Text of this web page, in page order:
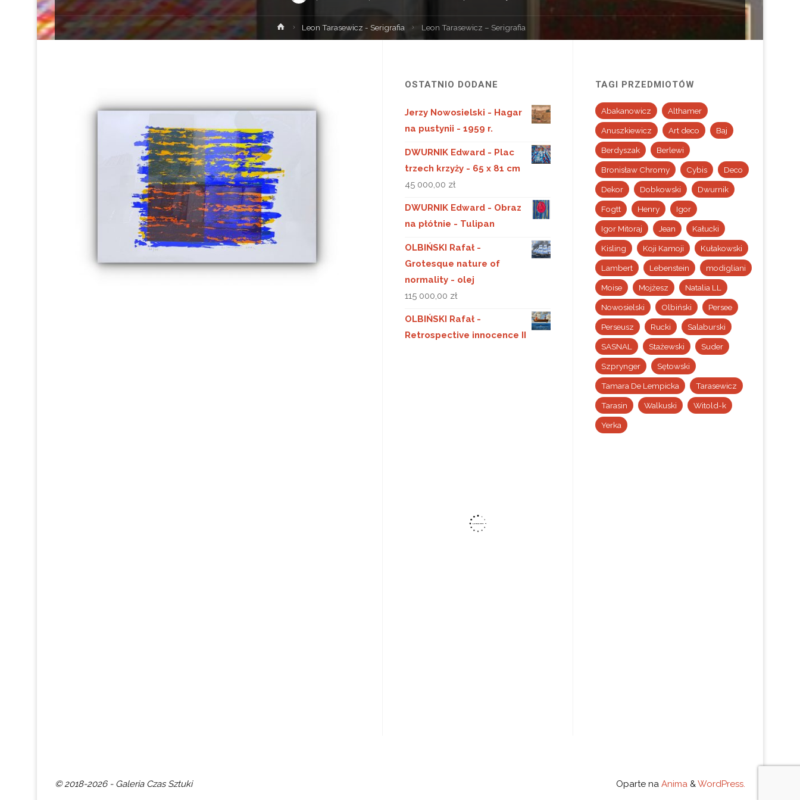
Strona
główna
Leon Tarasewicz - Serigrafia Leon Tarasewicz – Serigrafia
OSTATNIO DODANE
Jerzy Nowosielski - Hagar
na pustynii - 1959 r.
DWURNIK Edward - Plac
trzech krzyży - 65 x 81 cm
45 000,00 zł
DWURNIK Edward - Obraz
na płótnie - Tulipan
OLBIŃSKI Rafał -
Grotesque nature of
normality - olej
115 000,00 zł
OLBIŃSKI Rafał -
Retrospective innocence II
TAGI PRZEDMIOTÓW
Abakanowicz Althamer
Anuszkiewicz Art deco Baj
Berdyszak Berlewi
Bronisław Chromy Cybis Deco
Dekor Dobkowski Dwurnik
Fogtt Henry Igor
Igor Mitoraj Jean Kałucki
Kisling Koji Kamoji Kułakowski
Lambert Lebenstein modigliani
Moise Mojżesz Natalia LL
Nowosielski Olbiński Persee
Perseusz Rucki Salaburski
SASNAL Stażewski Suder
Szprynger Sętowski
Tamara De Lempicka Tarasewicz
Tarasin Walkuski Witold-k
Yerka
© 2018-2026 - Galeria Czas Sztuki Oparte na Anima & WordPress.